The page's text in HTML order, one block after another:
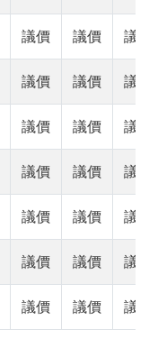
議價 議價 議
議價 議價 議
議價 議價 議
議價 議價 議
議價 議價 議
議價 議價 議
議價 議價 議